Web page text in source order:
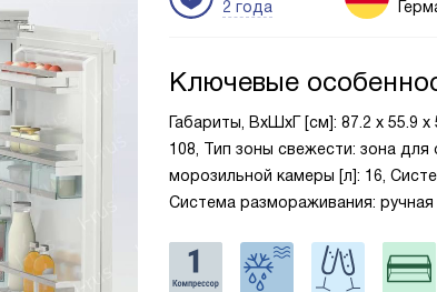
2 года
Ключевые
Габариты, ВxШxГ [см]: 87.2 х 55.9
108, Тип зоны свежести: зона
морозильной камеры [л]: 16,
Система размораживания: ручная